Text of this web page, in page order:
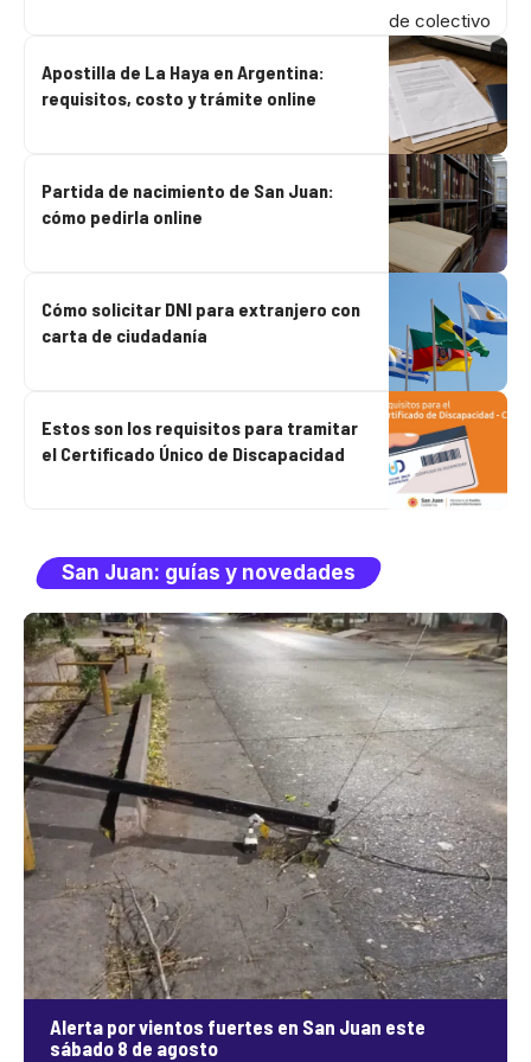
San Juan: guías y novedades
Alerta por vientos fuertes en San Juan este
sábado 8 de agosto
Apostilla de La Haya en Argentina:
requisitos, costo y trámite online
Partida de nacimiento de San Juan:
cómo pedirla online
Cómo solicitar DNI para extranjero con
carta de ciudadanía
Estos son los requisitos para tramitar
el Certificado Único de Discapacidad